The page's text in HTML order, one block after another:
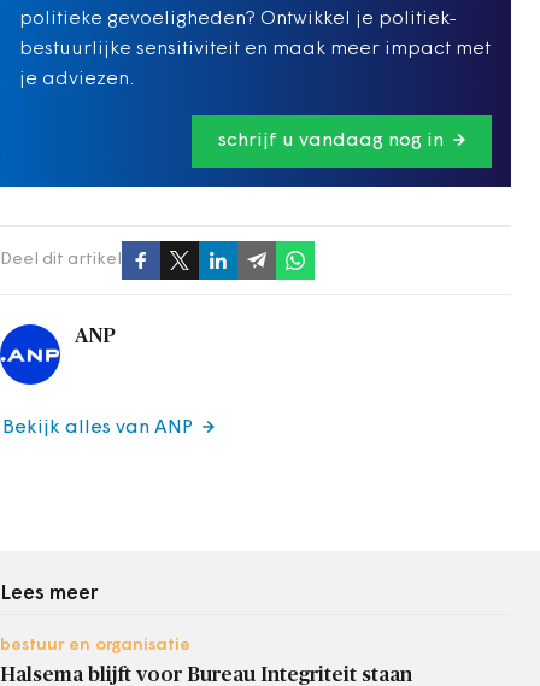
politieke gevoeligheden? Ontwikkel je politiek-
bestuurlijke sensitiviteit en maak meer impact met
je adviezen.
schrijf u vandaag nog in
Deel dit artikel
ANP
Bekijk alles van ANP
Lees meer
bestuur en organisatie
Halsema blijft voor Bureau Integriteit staan